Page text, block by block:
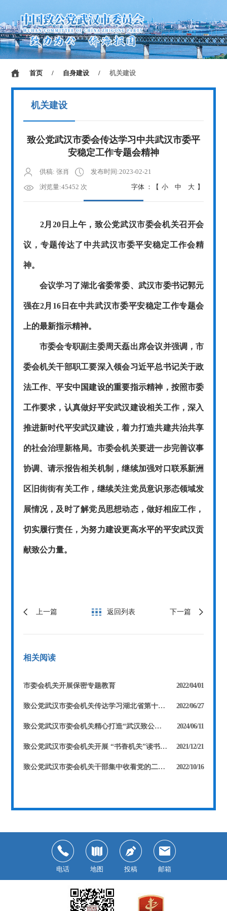
首页 / 自身建设 / 机关建设
机关建设
致公党武汉市委会传达学习中共武汉市委平
安稳定工作专题会精神
供稿: 张肖
发布时间:2023-02-21
浏览量:45452 次
字体 ：【 小 中 大 】
2月20日上午，致公党武汉市委会机关召开会
议，专题传达了中共武汉市委平安稳定工作会精
神。
会议学习了湖北省委常委、武汉市委书记郭元
强在2月16日在中共武汉市委平安稳定工作专题会
上的最新指示精神。
市委会专职副主委周天磊出席会议并强调，市
委会机关干部职工要深入领会习近平总书记关于政
法工作、平安中国建设的重要指示精神，按照市委
工作要求， 认真做好平安武汉建设相关工作，深入
推进新时代平安武汉建设，着力打造共建共治共享
的社会治理新格局。市委会机关要进一步完善议事
协调、请示报告相关机制，继续加强对口联系新洲
区旧街街有关工作，继续关注党员意识形态领域发
展情况，及时了解党员思想动态，做好相应工作，
切实履行责任，为努力建设更高水平的平安武汉贡
献致公力量。
上一篇 返回列表 下一篇
相关阅读
市委会机关开展保密专题教育 2022/04/01
致公党武汉市委会机关传达学习湖北省第十二次党代会精神 2022/06/27
致公党武汉市委会机关精心打造“武汉致公文化墙” 2024/06/11
致公党武汉市委会机关开展 “书香机关”读书分享会 2021/12/21
致公党武汉市委会机关干部集中收看党的二十大开幕会 2022/10/16
电话 地图 投稿 邮箱